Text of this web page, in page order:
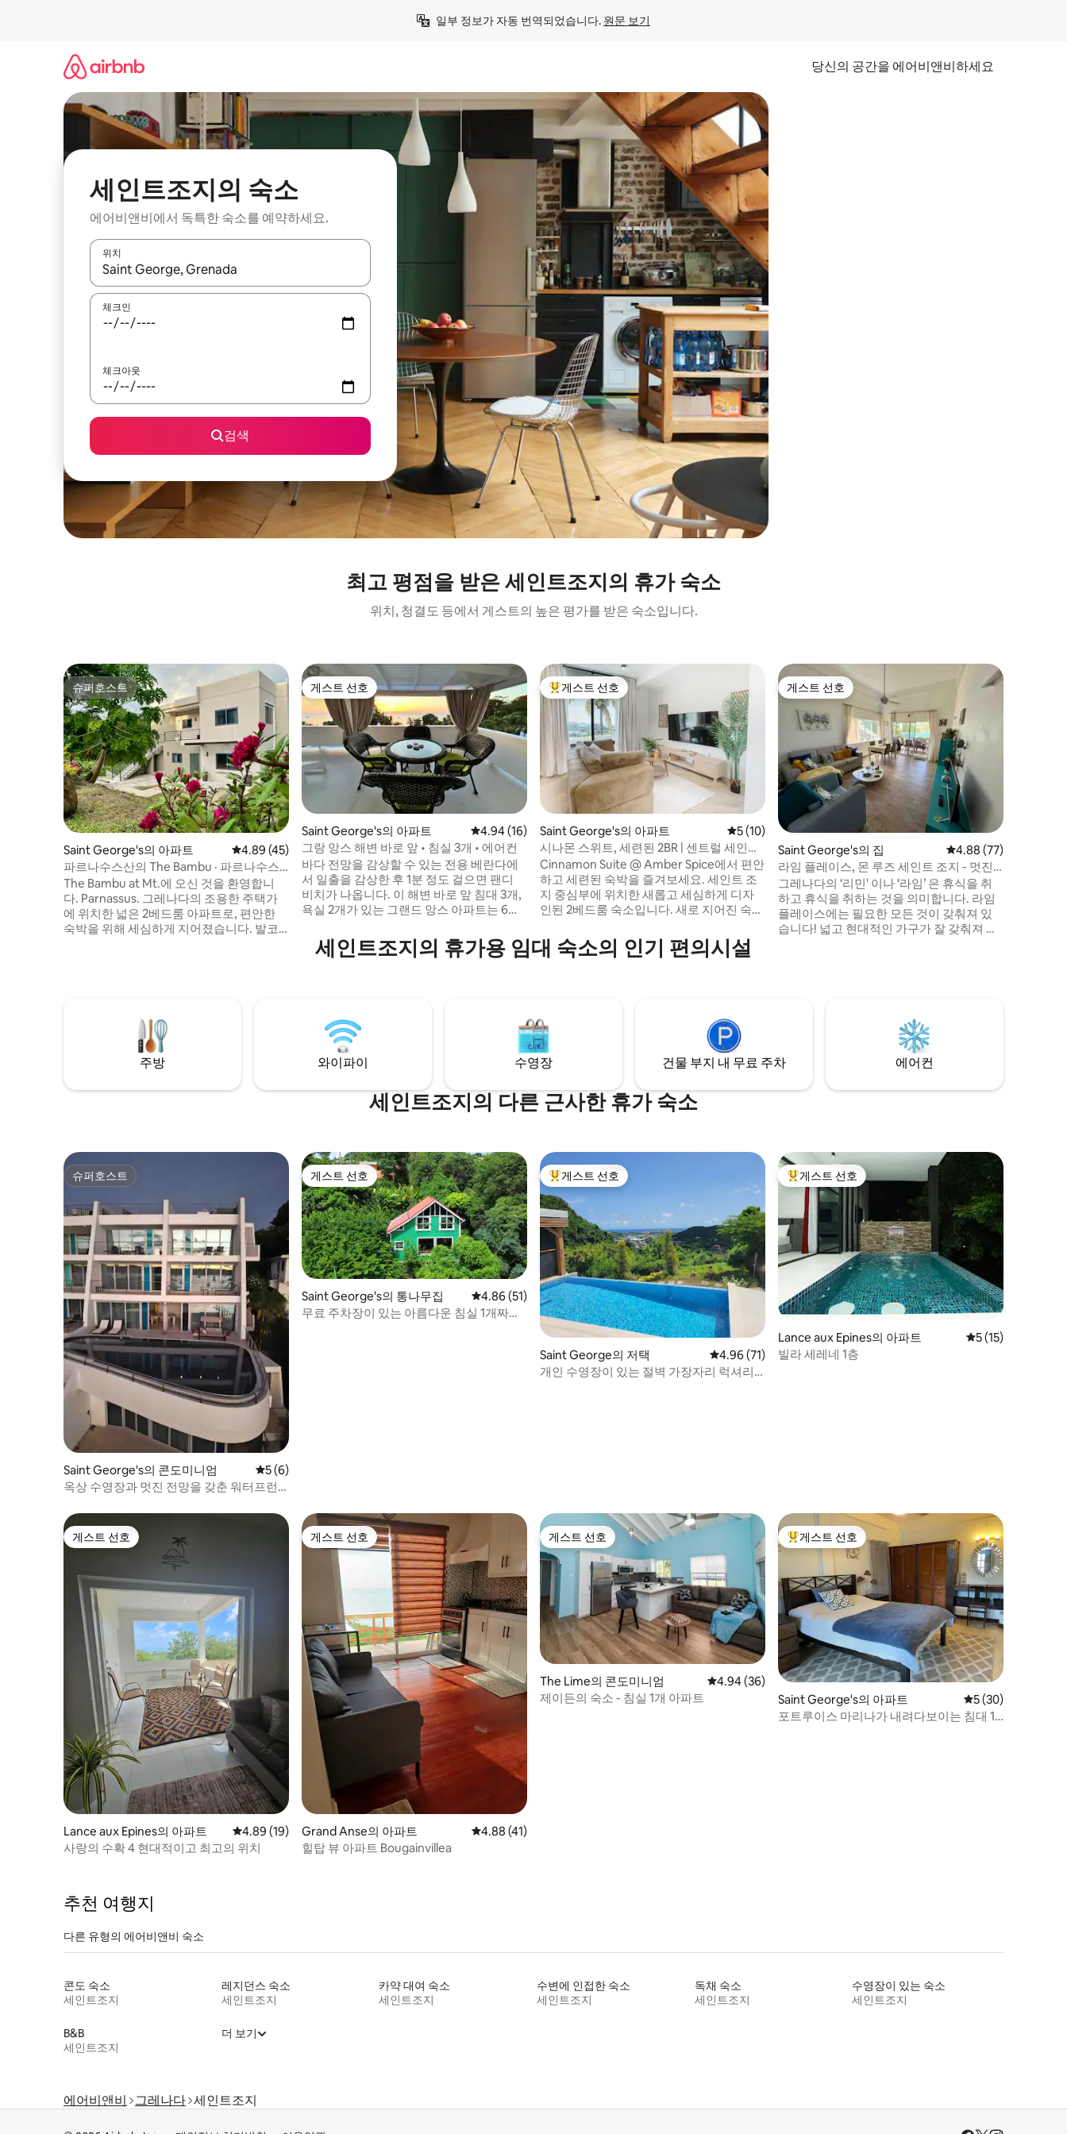
일부 정보가 자동 번역되었습니다. 원문 보기
당신의 공간을 에어비앤비하세요
세인트조지의 숙소
에어비앤비에서 독특한 숙소를 예약하세요.
위치
결과가 나오면 위·아래 화살표 키를 사용하거나 터치 또는 스와이프 동작으로 탐색하세요.
체크인
체크아웃
검색
최고 평점을 받은 세인트조지의 휴가 숙소
위치, 청결도 등에서 게스트의 높은 평가를 받은 숙소입니다.
슈퍼호스트
슈퍼호스트
Saint George's의 아파트 평점 4.89점(5점 만점), 후기 45개
4.89 (45)
파르나수스산의 The Bambu · 파르나수스 ·
침실 2개 럭셔리 숙소 · 현지 호스트
The Bambu at Mt.에 오신 것을 환영합니
다. Parnassus. 그레나다의 조용한 주택가
에 위치한 넓은 2베드룸 아파트로, 편안한
숙박을 위해 세심하게 지어졌습니다. 발코
하시면 환영 바구니와 그레나다 가이드가
준비되어 있습니다. 현지 호스트가 숙소에
상주하고 있으며, 필요한 모든 것을 문자로
알려주시면 기꺼이 도와드리겠습니다.
게스트 선호
게스트 선호
Saint George's의 아파트 평점 4.94점(5점 만점), 후기 16개
4.94 (16)
그랑 앙스 해변 바로 앞 • 침실 3개 • 에어컨
바다 전망을 감상할 수 있는 전용 베란다에
서 일출을 감상한 후 1분 정도 걸으면 팬디
비치가 나옵니다. 이 해변 바로 앞 침대 3개,
욕실 2개가 있는 그랜드 앙스 아파트는 6명
리를 할 수 있는 시설이 완비된 주방, 차량 3
대를 수용할 수 있는 정문 주차장을 갖추고
족, 커플 또는 친구에게 안성맞춤입니다.
상위 게스트 선호
게스트 선호
Saint George's의 아파트 평점 5점(5점 만점), 후기 10개
5 (10)
시나몬 스위트, 세련된 2BR | 센트럴 세인트
조지
Cinnamon Suite @ Amber Spice에서 편안
하고 세련된 숙박을 즐겨보세요. 세인트 조
지 중심부에 위치한 새롭고 세심하게 디자
인된 2베드룸 숙소입니다. 새로 지어진 숙소
감상할 수 있는 평화롭고 프라이빗한 분위
기를 자랑하며, 그레나다의 해변, 폭포, 열대
이스 아일 베이스입니다.
게스트 선호
게스트 선호
Saint George's의 집 평점 4.88점(5점 만점),
4.88 (77)
라임 플레이스, 몬 루즈 세인트 조지 - 멋진
전망
그레나다의 ‘리민' 이나 ‘라임’ 은 휴식을 취
하고 휴식을 취하는 것을 의미합니다. 라임
플레이스에는 필요한 모든 것이 갖춰져 있
습니다! 넓고 현대적인 가구가 잘 갖춰져 있
변 휴가를 보내기에 완벽합니다. 원하는 만
큼 라임을 즐길 수 있습니다!
세인트조지의 휴가용 임대 숙소의 인기 편의시설
주방 와이파이 수영장 건물 부지 내 무료 주차 에어컨
세인트조지의 다른 근사한 휴가 숙소
슈퍼호스트
슈퍼호스트
Saint George's의 콘도미니엄 평점 5점(5점 만점), 후기 6개
5 (6)
옥상 수영장과 멋진 전망을 갖춘 워터프런
게스트 선호
게스트 선호
Saint George's의 통나무집 평점 4.86점(5점 만점), 후기 51개
4.86 (51)
무료 주차장이 있는 아름다운 침실 1개짜리
상위 게스트 선호
게스트 선호
Saint George의 저택 평점 4.96점(5점 만점), 후기 71개
4.96 (71)
개인 수영장이 있는 절벽 가장자리 럭셔리
상위 게스트 선호
게스트 선호
Lance aux Epines의 아파트 평점 5점(5점 만점
5 (15)
빌라 세레네 1층
게스트 선호
게스트 선호
Lance aux Epines의 아파트 평점 4.89점(5점 만점), 후기 19개
4.89 (19)
사랑의 수확 4 현대적이고 최고의 위치
게스트 선호
게스트 선호
Grand Anse의 아파트 평점 4.88점(5점 만점), 후기 41개
4.88 (41)
힐탑 뷰 아파트 Bougainvillea
게스트 선호
게스트 선호
The Lime의 콘도미니엄 평점 4.94점(5점 만점), 후기 36개
4.94 (36)
제이든의 숙소 - 침실 1개 아파트
상위 게스트 선호
게스트 선호
Saint George's의 아파트 평점 5점(5점 만점
5 (30)
포트루이스 마리나가 내려다보이는 침대 1
추천 여행지
다른 유형의 에어비앤비 숙소
콘도 숙소
세인트조지
레지던스 숙소
세인트조지
카약 대여 숙소
세인트조지
수변에 인접한 숙소
세인트조지
독채 숙소
세인트조지
수영장이 있는 숙소
세인트조지
B&B
세인트조지
더 보기
에어비앤비 그레나다 세인트조지